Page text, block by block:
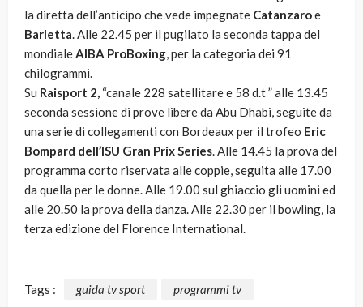
la diretta dell’anticipo che vede impegnate Catanzaroe
Barletta. Alle 22.45 per il pugilato la seconda tappa del
mondialeAIBA ProBoxing, per la categoria dei 91
chilogrammi.
Su Raisport 2, “canale 228 satellitare e 58 d.t ” alle 13.45
seconda sessione di prove libere da Abu Dhabi, seguite da
una serie di collegamenti con Bordeaux per il trofeo Eric
Bompard dell’ISU Gran Prix Series. Alle 14.45 la prova del
programma corto riservata alle coppie, seguita alle 17.00
da quella per le donne. Alle 19.00 sul ghiaccio gli uomini ed
alle 20.50 la prova della danza. Alle 22.30 per il bowling, la
terza edizione del Florence International.
Tags : guida tv sport programmi tv